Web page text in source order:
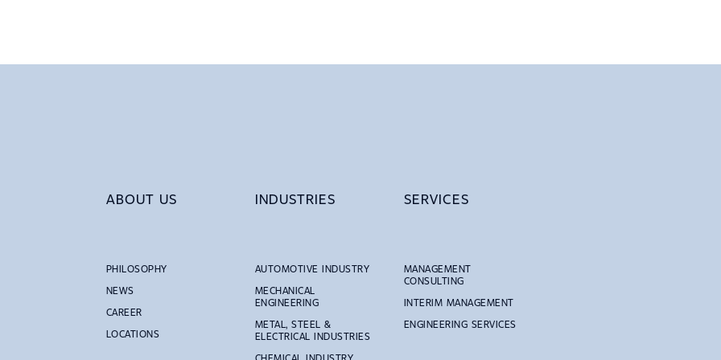
ABOUT US
PHILOSOPHY
NEWS
CAREER
LOCATIONS
INDUSTRIES
AUTOMOTIVE INDUSTRY
MECHANICAL
ENGINEERING
METAL, STEEL &
ELECTRICAL INDUSTRIES
SERVICES
MANAGEMENT
CONSULTING
INTERIM MANAGEMENT
ENGINEERING SERVICES